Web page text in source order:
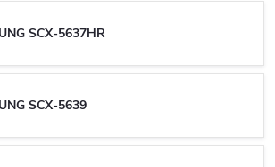
SCX-5637HR
SCX-5639